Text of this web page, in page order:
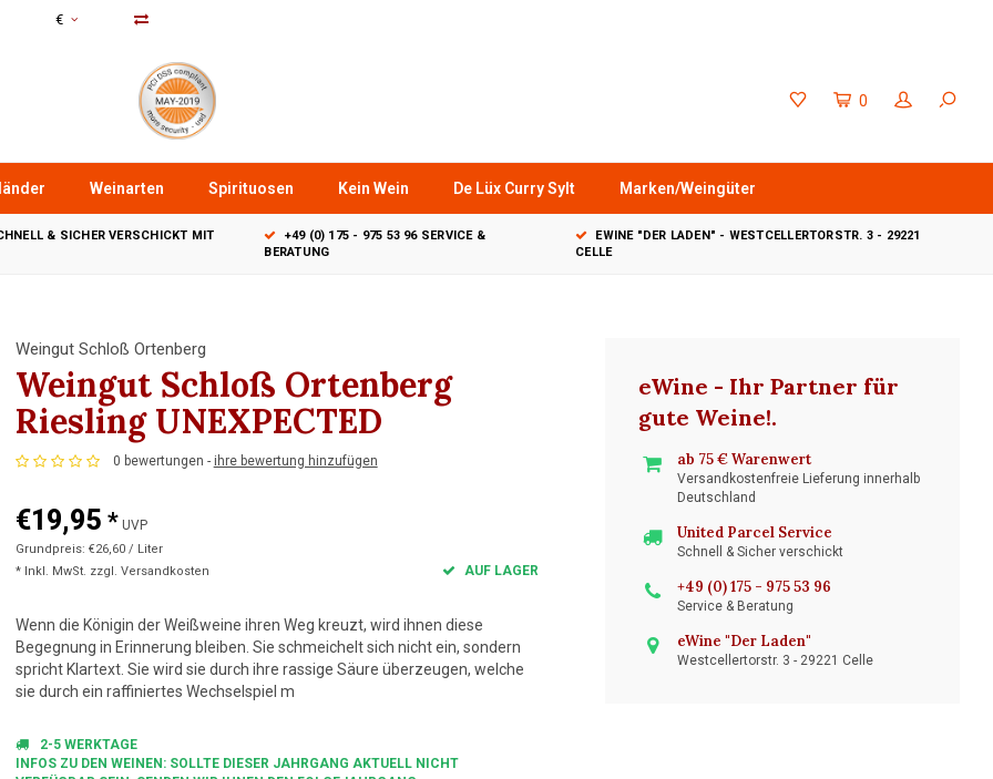
€
0
Weinarten Spirituosen Kein Wein De Lüx Curry Sylt Marken/Weingüter
& SICHER VERSCHICKT MIT
+49 (0) 175 - 975 53 96 SERVICE &
BERATUNG
EWINE "DER LADEN" - WESTCELLERTORSTR. 3 - 29221
CELLE
Weingut Schloß Ortenberg
Weingut Schloß Ortenberg
Riesling UNEXPECTED
0 bewertungen - ihre bewertung hinzufügen
€19,95 * UVP
Grundpreis: €26,60 / Liter
* Inkl. MwSt. zzgl. Versandkosten AUF LAGER
Wenn die Königin der Weißweine ihren Weg kreuzt, wird ihnen diese
Begegnung in Erinnerung bleiben. Sie schmeichelt sich nicht ein, sondern
spricht Klartext. Sie wird sie durch ihre rassige Säure überzeugen, welche
sie durch ein raffiniertes Wechselspiel m
2-5 WERKTAGE
INFOS ZU DEN WEINEN: SOLLTE DIESER JAHRGANG AKTUELL NICHT
eWine - Ihr Partner für
gute Weine!.
ab 75 € Warenwert
Versandkostenfreie Lieferung innerhalb
Deutschland
United Parcel Service
Schnell & Sicher verschickt
+49 (0) 175 - 975 53 96
Service & Beratung
eWine "Der Laden"
Westcellertorstr. 3 - 29221 Celle